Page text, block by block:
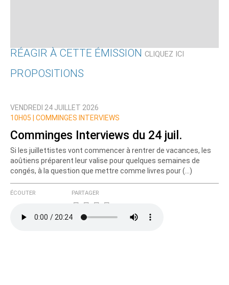
RÉAGIR À CETTE ÉMISSION CLIQUEZ ICI
Nom
Courriel (non publié)
Ajoutez votre commentaire ici
PROPOSITIONS
VENDREDI 24 JUILLET 2026
10H05 |
COMMINGES INTERVIEWS
Comminges Interviews du 24 juil.
Si les juillettistes vont commencer à rentrer de vacances, les
aoûtiens préparent leur valise pour quelques semaines de
congés, à la question que mettre comme livres pour (…)
ÉCOUTER PARTAGER